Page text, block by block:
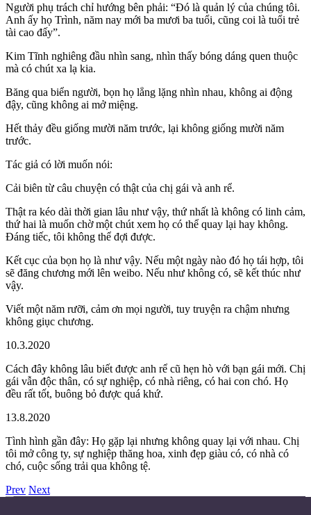
Người phụ trách chỉ hướng bên phải: “Đó là quản lý của chúng tôi.
Anh ấy họ Trình, năm nay mới ba mươi ba tuổi, cũng coi là tuổi trẻ
tài cao đấy”.
Kim Tĩnh nghiêng đầu nhìn sang, nhìn thấy bóng dáng quen thuộc
mà có chút xa lạ kia.
Băng qua biển người, bọn họ lẳng lặng nhìn nhau, không ai động
đậy, cũng không ai mở miệng.
Hết thảy đều giống mười năm trước, lại không giống mười năm
trước.
Tác giả có lời muốn nói:
Cải biên từ câu chuyện có thật của chị gái và anh rể.
Thật ra kéo dài thời gian lâu như vậy, thứ nhất là không có linh cảm,
thứ hai là muốn chờ một chút xem họ có thể quay lại hay không.
Đáng tiếc, tôi không thể đợi được.
Kết cục của bọn họ là như vậy. Nếu một ngày nào đó họ tái hợp, tôi
sẽ đăng chương mới lên weibo. Nếu như không có, sẽ kết thúc như
vậy.
Viết một năm rưỡi, cảm ơn mọi người, tuy truyện ra chậm nhưng
không giục chương.
10.3.2020
Cách đây không lâu biết được anh rể cũ hẹn hò với bạn gái mới. Chị
gái vẫn độc thân, có sự nghiệp, có nhà riêng, có hai con chó. Họ
đều rất tốt, buông bỏ được quá khứ.
13.8.2020
Tình hình gần đây: Họ gặp lại nhưng không quay lại với nhau. Chị
tôi mở công ty, sự nghiệp thăng hoa, xinh đẹp giàu có, có nhà có
chó, cuộc sống trải qua không tệ.
Prev Next